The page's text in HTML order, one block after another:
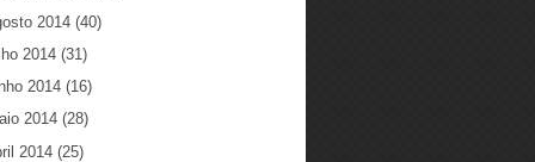
2014 (40)
2014 (31)
2014 (16)
2014 (28)
2014 (25)